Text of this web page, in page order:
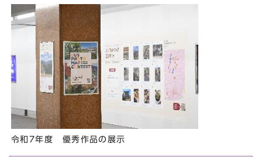
令和7年度 優秀作品の展示